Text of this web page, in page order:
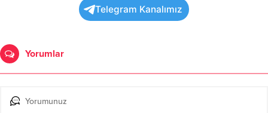
Telegram Kanalımız
Yorumlar